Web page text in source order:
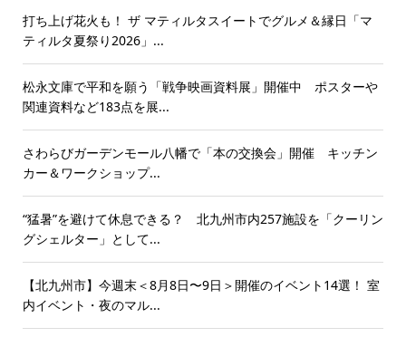
打ち上げ花火も！ ザ マティルタスイートでグルメ＆縁日「マ
ティルタ夏祭り2026」...
松永文庫で平和を願う「戦争映画資料展」開催中 ポスターや
関連資料など183点を展...
さわらびガーデンモール八幡で「本の交換会」開催 キッチン
カー＆ワークショップ...
“猛暑”を避けて休息できる？ 北九州市内257施設を「クーリン
グシェルター」として...
【北九州市】今週末＜8月8日〜9日＞開催のイベント14選！ 室
内イベント・夜のマル...